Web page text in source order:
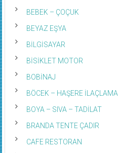
BEBEK – ÇOÇUK
BEYAZ EŞYA
BİLGİSAYAR
BİSİKLET MOTOR
BOBİNAJ
BÖCEK – HAŞERE İLAÇLAMA
BOYA – SIVA – TADİLAT
BRANDA TENTE ÇADIR
CAFE RESTORAN